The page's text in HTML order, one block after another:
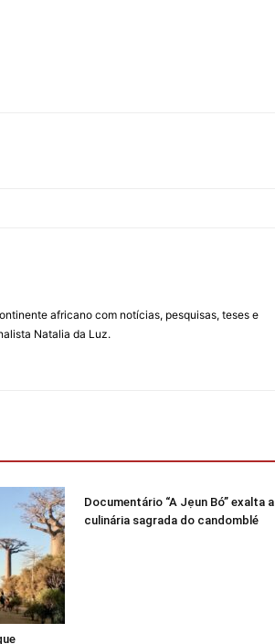
africano com notícias, pesquisas, teses e
Natalia da Luz.
Documentário “A Jẹun Bó” exalta a
culinária sagrada do candomblé